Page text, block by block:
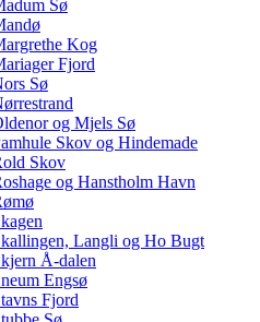
Sø
Kog
Fjord
Sø
og Mjels Sø
Skov og Hindemade
Skov
og Hanstholm Havn
Langli og Ho Bugt
Å-dalen
Engsø
Fjord